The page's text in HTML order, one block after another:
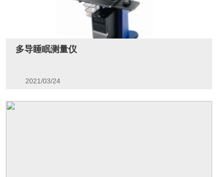
多导睡眠测量仪
2021/03/24